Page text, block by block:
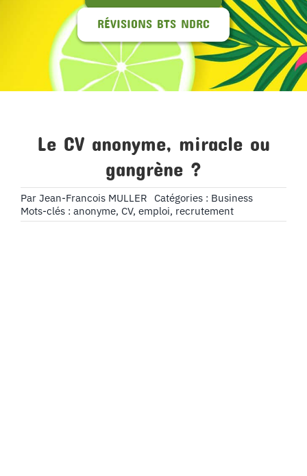
RÉVISIONS BTS NDRC
Le CV anonyme, miracle ou
gangrène ?
Par Jean-Francois MULLER Catégories : Business
Mots-clés : anonyme, CV, emploi, recrutement